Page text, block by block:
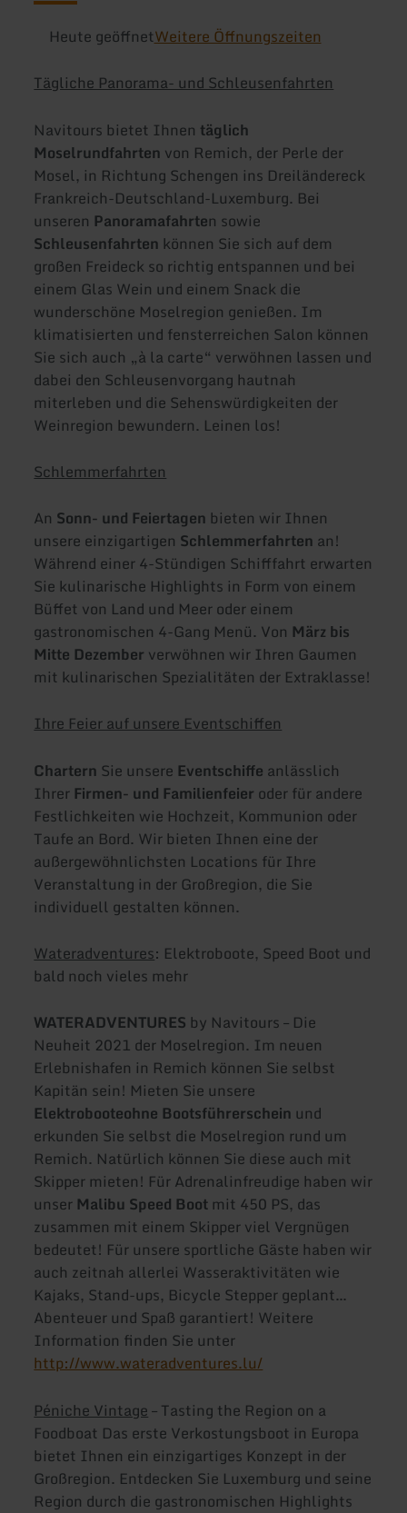
Heute geöffnetWeitere Öffnungszeiten
Tägliche Panorama- und Schleusenfahrten
Navitours bietet Ihnen täglich
Moselrundfahrten von Remich, der Perle der
Mosel, in Richtung Schengen ins Dreiländereck
Frankreich-Deutschland-Luxemburg. Bei
unseren Panoramafahrten sowie
Schleusenfahrten können Sie sich auf dem
großen Freideck so richtig entspannen und bei
einem Glas Wein und einem Snack die
wunderschöne Moselregion genießen. Im
klimatisierten und fensterreichen Salon können
Sie sich auch „à la carte“ verwöhnen lassen und
dabei den Schleusenvorgang hautnah
miterleben und die Sehenswürdigkeiten der
Weinregion bewundern. Leinen los!
Schlemmerfahrten
An Sonn- und Feiertagen bieten wir Ihnen
unsere einzigartigen Schlemmerfahrten an!
Während einer 4-Stündigen Schifffahrt erwarten
Sie kulinarische Highlights in Form von einem
Büffet von Land und Meer oder einem
gastronomischen 4-Gang Menü. Von März bis
Mitte Dezember verwöhnen wir Ihren Gaumen
mit kulinarischen Spezialitäten der Extraklasse!
Ihre Feier auf unsere Eventschiffen
Chartern Sie unsere Eventschiffe anlässlich
Ihrer Firmen- und Familienfeier oder für andere
Festlichkeiten wie Hochzeit, Kommunion oder
Taufe an Bord. Wir bieten Ihnen eine der
außergewöhnlichsten Locations für Ihre
Veranstaltung in der Großregion, die Sie
individuell gestalten können.
Wateradventures: Elektroboote, Speed Boot und
bald noch vieles mehr
WATERADVENTURES by Navitours – Die
Neuheit 2021 der Moselregion. Im neuen
Erlebnishafen in Remich können Sie selbst
Kapitän sein! Mieten Sie unsere
Elektrobooteohne Bootsführerschein und
erkunden Sie selbst die Moselregion rund um
Remich. Natürlich können Sie diese auch mit
Skipper mieten! Für Adrenalinfreudige haben wir
unser Malibu Speed Boot mit 450 PS, das
zusammen mit einem Skipper viel Vergnügen
bedeutet! Für unsere sportliche Gäste haben wir
auch zeitnah allerlei Wasseraktivitäten wie
Kajaks, Stand-ups, Bicycle Stepper geplant…
Abenteuer und Spaß garantiert! Weitere
Information finden Sie unter
http://www.wateradventures.lu/
Péniche Vintage– Tasting the Region on a
Foodboat Das erste Verkostungsboot in Europa
bietet Ihnen ein einzigartiges Konzept in der
Großregion. Entdecken Sie Luxemburg und seine
Region durch die gastronomischen Highlights